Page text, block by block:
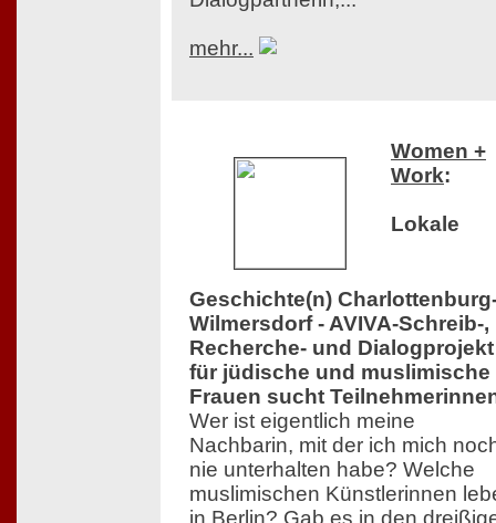
mehr...
Women +
Work:
Lokale
Geschichte(n)
Wilmersdorf - AVIVA-Schreib-,
Recherche- und Dialogprojekt
für jüdische und muslimische
Frauen sucht
Wer ist eigentlich meine
Nachbarin, mit der ich mich
nie unterhalten habe? Welche
muslimischen Künstlerinnen
in Berlin? Gab es in den